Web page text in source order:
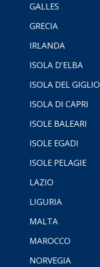
GALLES
GRECIA
IRLANDA
ISOLA D'ELBA
ISOLA DEL GIGLIO
ISOLA DI CAPRI
ISOLE BALEARI
ISOLE EGADI
ISOLE PELAGIE
LAZIO
LIGURIA
MALTA
MAROCCO
NORVEGIA